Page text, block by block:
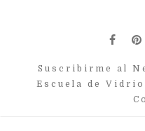
Suscribirme al
Escuela de Vidrio